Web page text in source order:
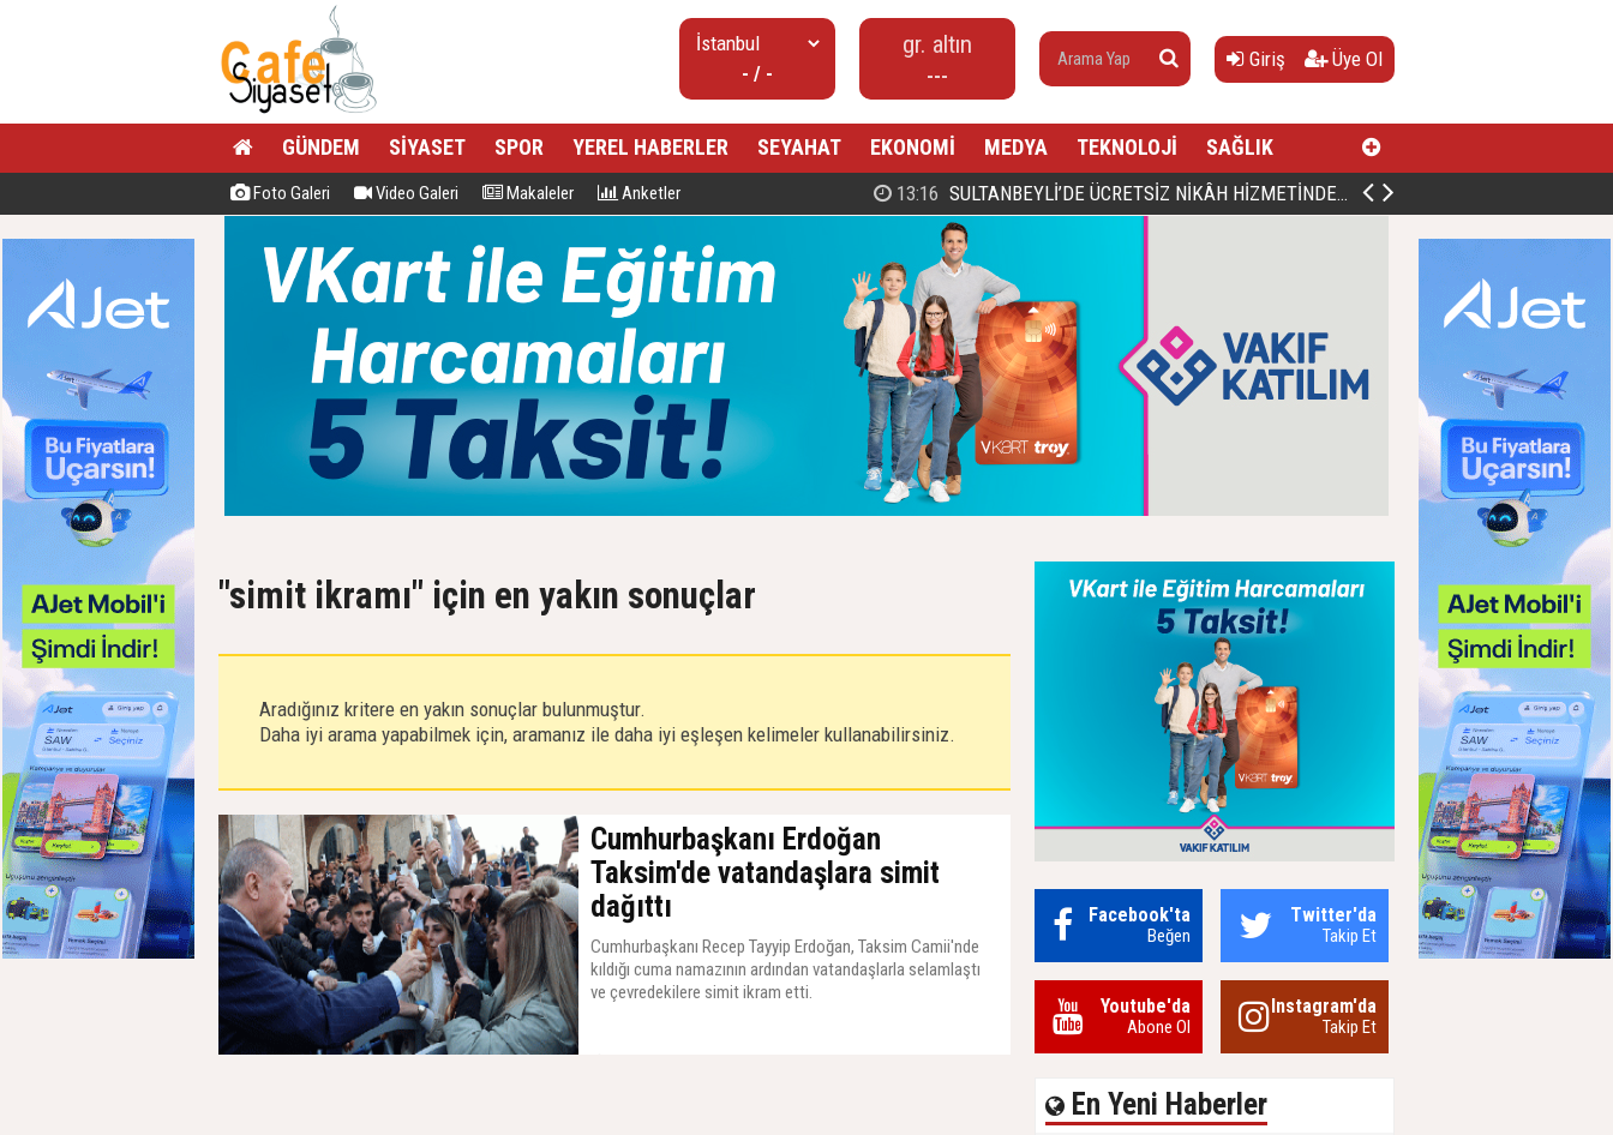
- / -
gr. altın
---
Giriş Üye Ol
GÜNDEM SİYASET SPOR YEREL HABERLER SEYAHAT EKONOMİ MEDYA TEKNOLOJİ SAĞLIK
Foto Galeri Video Galeri Makaleler Anketler 13:16 SULTANBEYLİ’DE ÜCRETSİZ NİKÂH HİZMETİNDEN 4 BİN ÇİFT FAYDALANDI
"simit ikramı" için en yakın sonuçlar
Aradığınız kritere en yakın sonuçlar bulunmuştur.
Daha iyi arama yapabilmek için, aramanız ile daha iyi eşleşen kelimeler kullanabilirsiniz.
Cumhurbaşkanı Erdoğan
Taksim'de vatandaşlara simit
dağıttı
Cumhurbaşkanı Recep Tayyip Erdoğan, Taksim Camii'nde
kıldığı cuma namazının ardından vatandaşlarla selamlaştı
ve çevredekilere simit ikram etti.
Facebook'ta
Beğen
Twitter'da
Takip Et
Youtube'da
Abone Ol
Instagram'da
Takip Et
En Yeni Haberler